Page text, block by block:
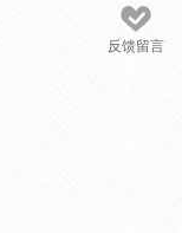
反馈留言